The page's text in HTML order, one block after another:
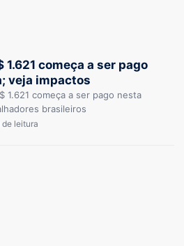
1.621 começa a ser pago
veja impactos
1.621 começa a ser pago nesta
brasileiros
de leitura